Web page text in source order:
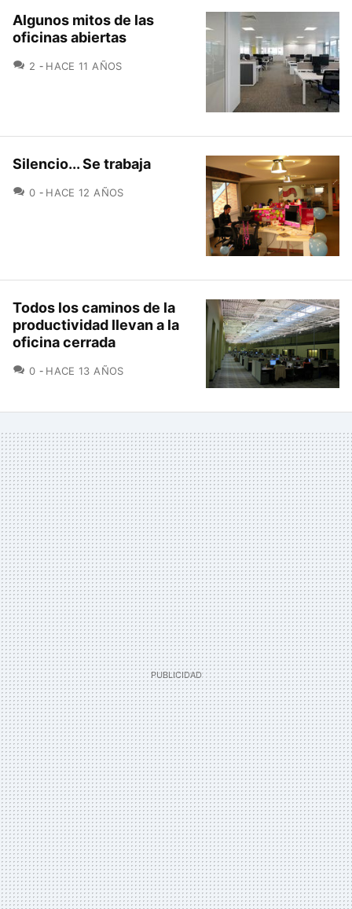
Algunos mitos de las
oficinas abiertas
2 COMENTARIOS
HACE 11 AÑOS
Silencio... Se trabaja
0 COMENTARIOS
HACE 12 AÑOS
Todos los caminos de la
productividad llevan a la
oficina cerrada
0 COMENTARIOS
HACE 13 AÑOS